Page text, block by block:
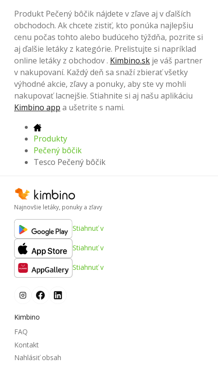
Produkt Pečený bôčik nájdete v zľave aj v ďalších
obchodoch. Ak chcete zistiť, kto ponúka najlepšiu
cenu počas tohto alebo budúceho týždňa, pozrite si
aj ďalšie letáky z kategórie. Prelistujte si napríklad
online letáky z obchodov . Kimbino.sk je váš partner
v nakupovaní. Každý deň sa snaží zbierať všetky
výhodné akcie, zľavy a ponuky, aby ste vy mohli
nakupovať lacnejšie. Stiahnite si aj našu aplikáciu
Kimbino app a ušetrite s nami.
Produkty
Pečený bôčik
Tesco Pečený bôčik
Najnovšie letáky, ponuky a zľavy
Stiahnuť v
Stiahnuť v
Stiahnuť v
Kimbino
FAQ
Kontakt
Nahlásiť obsah